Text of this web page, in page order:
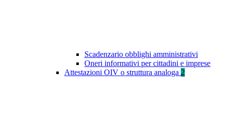
Scadenzario obblighi amministrativi
Oneri informativi per cittadini e imprese
Attestazioni OIV o struttura analoga 2